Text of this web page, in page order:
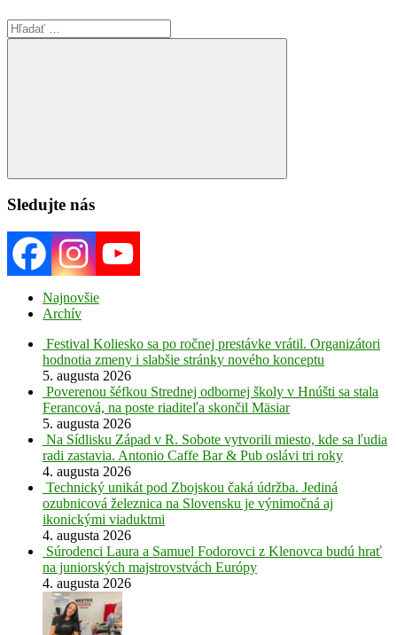
Search
for:
Search
Sledujte nás
Najnovšie
Archív
Festival Koliesko sa po ročnej prestávke vrátil. Organizátori
hodnotia zmeny i slabšie stránky nového konceptu
5. augusta 2026
Poverenou šéfkou Strednej odbornej školy v Hnúšti sa stala
Ferancová, na poste riaditeľa skončil Mäsiar
5. augusta 2026
Na Sídlisku Západ v R. Sobote vytvorili miesto, kde sa ľudia
radi zastavia. Antonio Caffe Bar & Pub oslávi tri roky
4. augusta 2026
Technický unikát pod Zbojskou čaká údržba. Jediná
ozubnicová železnica na Slovensku je výnimočná aj
ikonickými viaduktmi
4. augusta 2026
Súrodenci Laura a Samuel Fodorovci z Klenovca budú hrať
na juniorských majstrovstvách Európy
4. augusta 2026